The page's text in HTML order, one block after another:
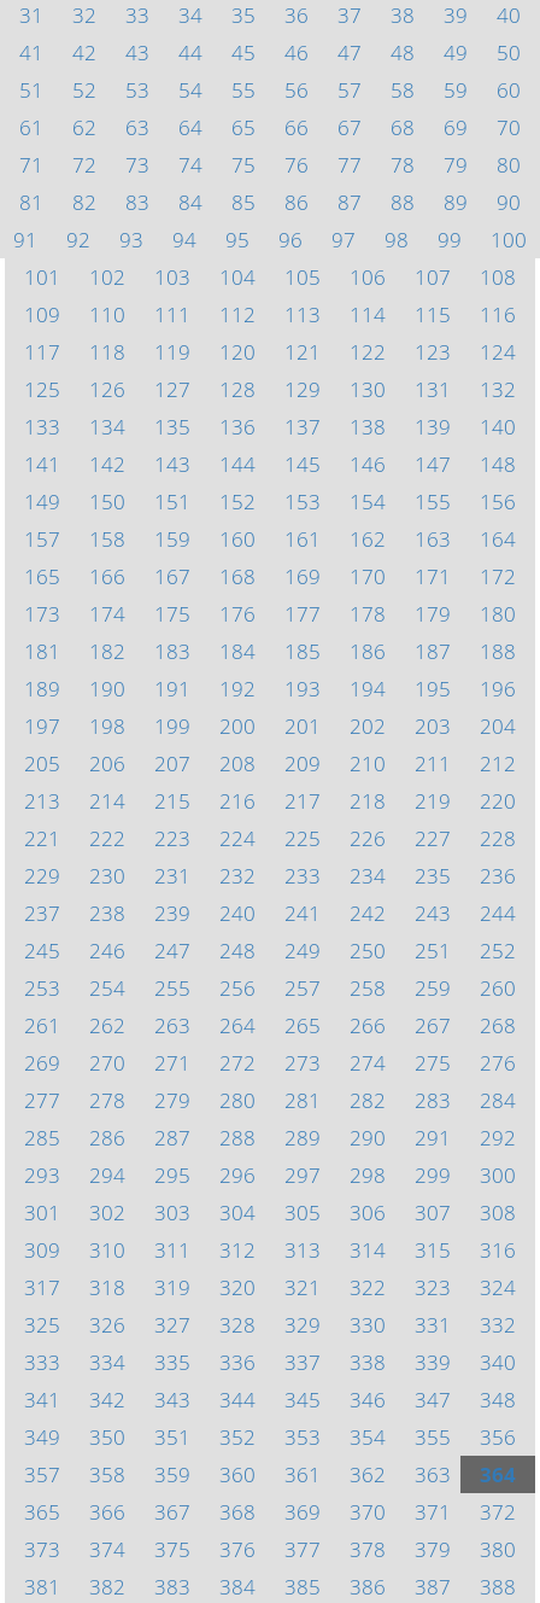
31
32 33 34 35 36 37 38 39
40
41
42 43 44 45 46 47 48 49
50
51
52 53 54 55 56 57 58 59
60
61
62 63 64 65 66 67 68 69
70
71
72 73 74 75 76 77 78 79
80
81
82 83 84 85 86 87 88 89
90
91
92 93 94 95 96 97 98 99
100
101
102 103 104 105 106 107
108
109
110 111 112 113 114 115
116
117
118 119 120 121 122 123
124
125
126 127 128 129 130 131
132
133
134 135 136 137 138 139
140
141
142 143 144 145 146 147
148
149
150 151 152 153 154 155
156
157
158 159 160 161 162 163
164
165
166 167 168 169 170 171
172
173
174 175 176 177 178 179
180
181
182 183 184 185 186 187
188
189
190 191 192 193 194 195
196
197
198 199 200 201 202 203
204
205
206 207 208 209 210 211
212
213
214 215 216 217 218 219
220
221
222 223 224 225 226 227
228
229
230 231 232 233 234 235
236
237
238 239 240 241 242 243
244
245
246 247 248 249 250 251
252
253
254 255 256 257 258 259
260
261
262 263 264 265 266 267
268
269
270 271 272 273 274 275
276
277
278 279 280 281 282 283
284
285
286 287 288 289 290 291
292
293
294 295 296 297 298 299
300
301
302 303 304 305 306 307
308
309
310 311 312 313 314 315
316
317
318 319 320 321 322 323
324
325
326 327 328 329 330 331
332
333
334 335 336 337 338 339
340
341
342 343 344 345 346 347
348
349
350 351 352 353 354 355
356
357
358 359 360 361 362 363
364
365
366 367 368 369 370 371
372
373
374 375 376 377 378 379
380
381
382 383 384 385 386 387 388